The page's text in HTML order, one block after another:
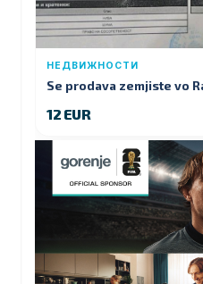
НЕДВИЖНОСТИ
Se prodava zemjiste vo
12 EUR